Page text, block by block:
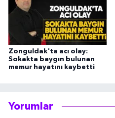
Zonguldak'ta acı olay:
Sokakta baygın bulunan
memur hayatını kaybetti
Yorumlar